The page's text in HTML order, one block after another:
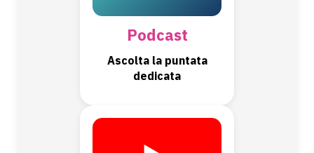
Podcast
Ascolta la puntata
dedicata